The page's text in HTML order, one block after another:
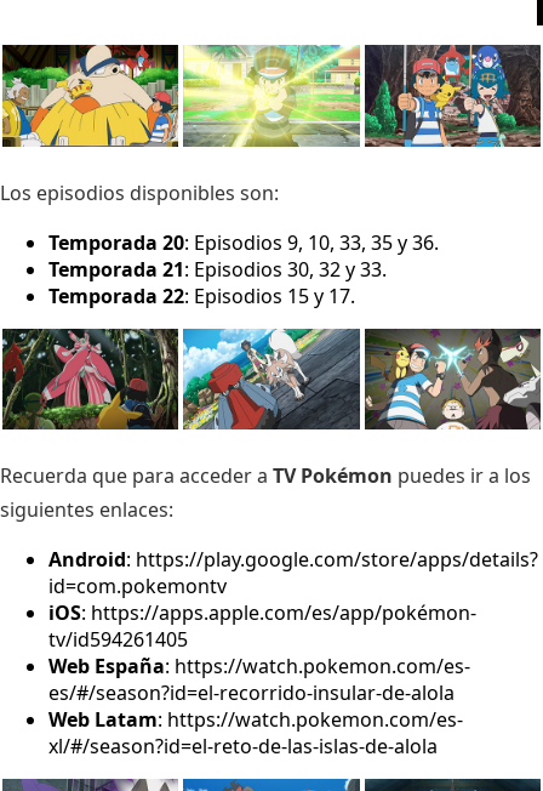
Los episodios disponibles son:
Temporada 20: Episodios 9, 10, 33, 35 y 36.
Temporada 21: Episodios 30, 32 y 33.
Temporada 22: Episodios 15 y 17.
Recuerda que para acceder a TV Pokémon puedes ir a los
siguientes enlaces:
Android: https://play.google.com/store/apps/details?
id=com.pokemontv
iOS: https://apps.apple.com/es/app/pokémon-
tv/id594261405
Web España: https://watch.pokemon.com/es-
es/#/season?id=el-recorrido-insular-de-alola
Web Latam: https://watch.pokemon.com/es-
xl/#/season?id=el-reto-de-las-islas-de-alola